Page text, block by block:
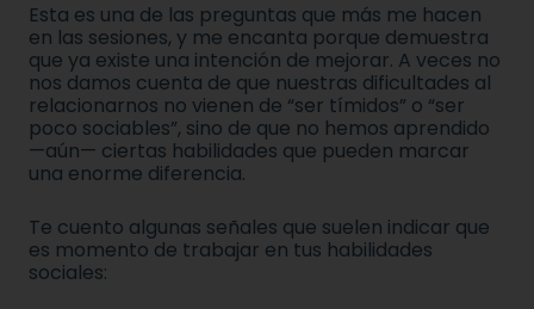
Esta es una de las preguntas que más me hacen
en las sesiones, y me encanta porque demuestra
que ya existe una intención de mejorar. A veces no
nos damos cuenta de que nuestras dificultades al
relacionarnos no vienen de “ser tímidos” o “ser
poco sociables”, sino de que no hemos aprendido
—aún— ciertas habilidades que pueden marcar
una enorme diferencia.
Te cuento algunas señales que suelen indicar que
es momento de trabajar en tus habilidades
sociales: